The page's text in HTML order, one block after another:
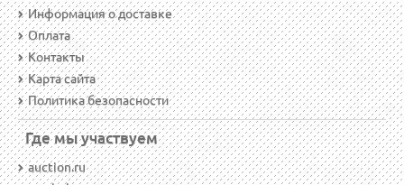
Информация о доставке
Оплата
Контакты
Карта сайта
Политика безопасности
Где мы участвуем
auction.ru